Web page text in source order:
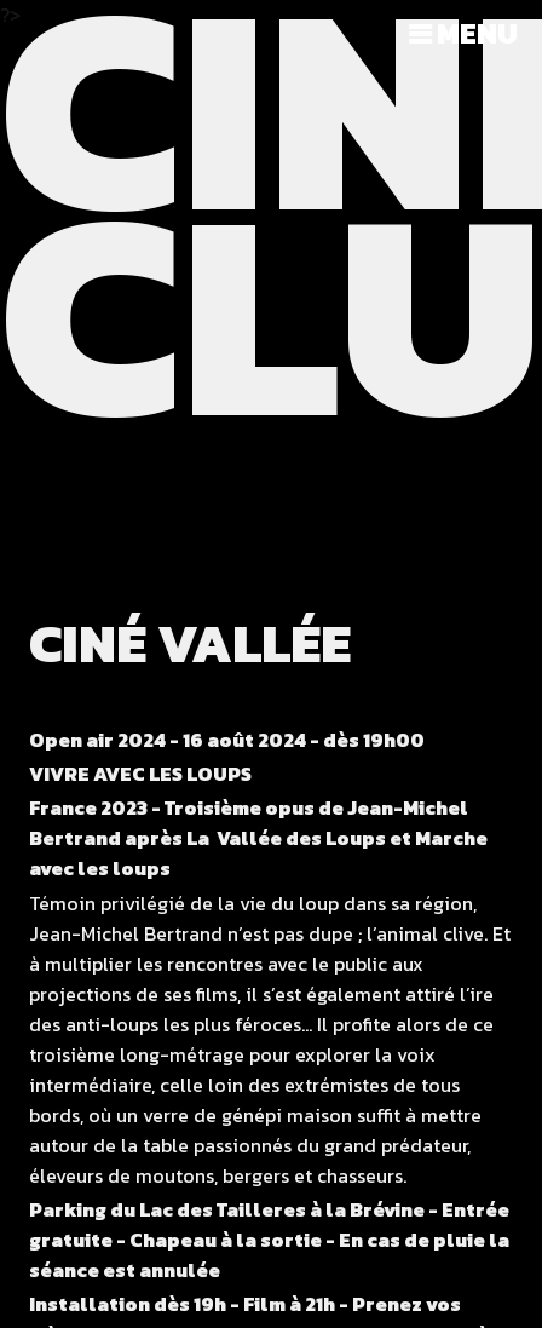
MENU
?>
CINÉ VALLÉE
Open air 2024 - 16 août 2024 - dès 19h00
VIVRE AVEC LES LOUPS
France 2023 - Troisième opus de Jean-Michel
Bertrand après La Vallée des Loups et Marche
avec les loups
Témoin privilégié de la vie du loup dans sa région,
Jean-Michel Bertrand n’est pas dupe ; l’animal clive. Et
à multiplier les rencontres avec le public aux
projections de ses films, il s’est également attiré l’ire
des anti-loups les plus féroces… Il profite alors de ce
troisième long-métrage pour explorer la voix
intermédiaire, celle loin des extrémistes de tous
bords, où un verre de génépi maison suffit à mettre
autour de la table passionnés du grand prédateur,
éleveurs de moutons, bergers et chasseurs.
Parking du Lac des Tailleres à la Brévine - Entrée
gratuite - Chapeau à la sortie - En cas de pluie la
séance est annulée
Installation dès 19h - Film à 21h - Prenez vos